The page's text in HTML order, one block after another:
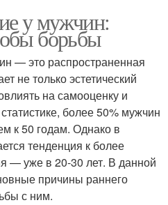
у мужчин:
борьбы
— это распространенная
не только эстетический
на самооценку и
более 50% мужчин
к 50 годам. Однако в
тенденция к более
— уже в 20-30 лет. В данной
причины раннего
с ним.